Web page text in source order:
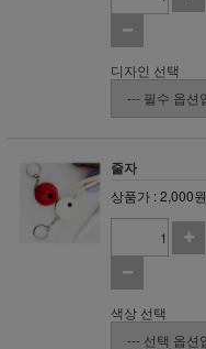
디자인 선택
줄자
상품가 : 2,000원
색상 선택